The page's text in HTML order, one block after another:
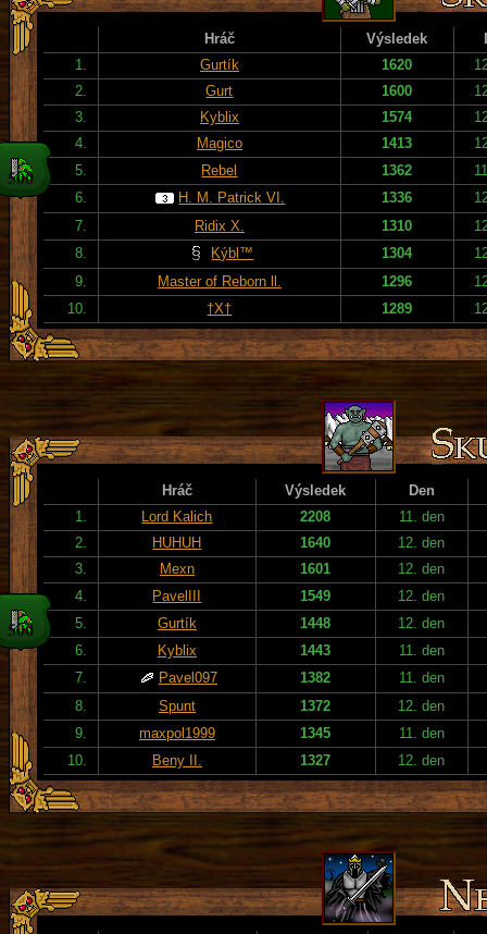
Hráč Výsledek
1.
Gurtík 1620
2.
Gurt 1600
3.
Kyblix 1574
4.
Magico 1413
5.
Rebel 1362
6.
H. M. Patrick VI. 1336
7.
Ridix X. 1310
8.
Kýbl™ 1304
9.
Master of Reborn ll. 1296
10.
†X† 1289
Hráč Výsledek
Den
1.
Lord Kalich 2208
11. den
2.
HUHUH 1640
12. den
3.
Mexn 1601
12. den
4.
PavelIII 1549
12. den
5.
Gurtík 1448
12. den
6.
Kyblix 1443
11. den
7.
Pavel097 1382
11. den
8.
Spunt 1372
12. den
9.
maxpol1999 1345
11. den
10.
Beny II. 1327 12. den